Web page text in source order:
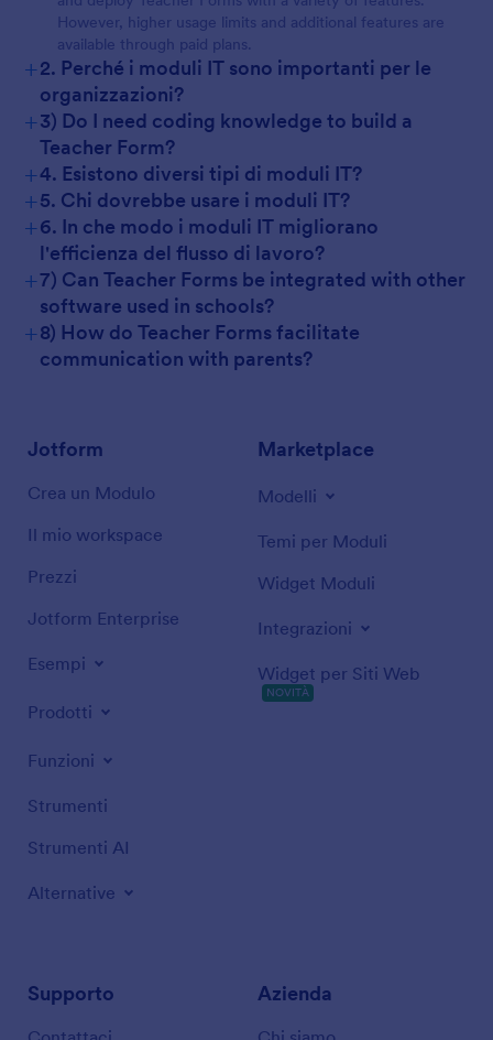
However, higher usage limits and additional features are
available through paid plans.
+2. Perché i moduli IT sono importanti per le
organizzazioni?
+3) Do I need coding knowledge to build a
Teacher Form?
+4. Esistono diversi tipi di moduli IT?
+5. Chi dovrebbe usare i moduli IT?
+6. In che modo i moduli IT migliorano
l'efficienza del flusso di lavoro?
+7) Can Teacher Forms be integrated with other
software used in schools?
+8) How do Teacher Forms facilitate
communication with parents?
Jotform
Crea un Modulo
Il mio workspace
Prezzi
Jotform Enterprise
Esempi
Prodotti
Funzioni
Strumenti
Strumenti AI
Alternative
Marketplace
Modelli
Temi per Moduli
Widget Moduli
Integrazioni
Widget per Siti Web
NOVITÀ
Supporto Azienda